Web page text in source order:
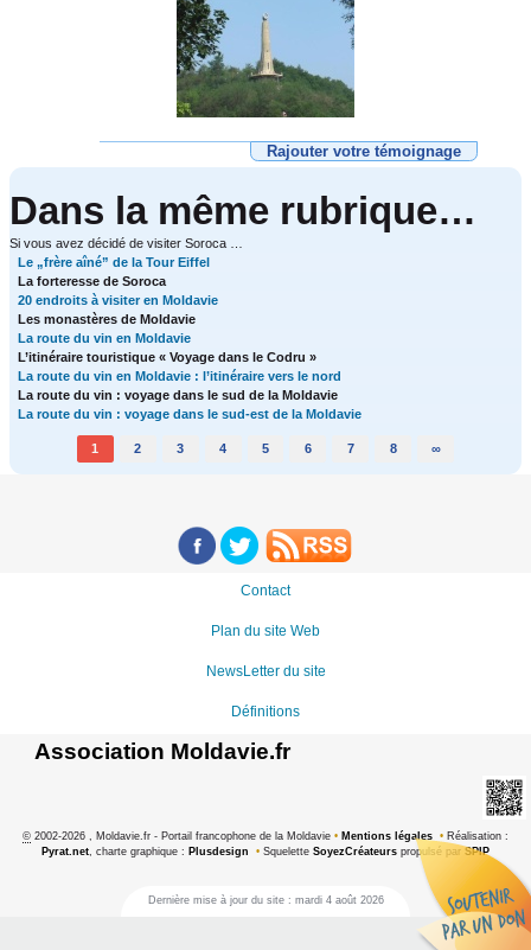
Rajouter votre témoignage
Dans la même rubrique…
Si vous avez décidé de visiter Soroca …
Le „frère aîné” de la Tour Eiffel
La forteresse de Soroca
20 endroits à visiter en Moldavie
Les monastères de Moldavie
La route du vin en Moldavie
L’itinéraire touristique « Voyage dans le Codru »
La route du vin en Moldavie : l’itinéraire vers le nord
La route du vin : voyage dans le sud de la Moldavie
La route du vin : voyage dans le sud-est de la Moldavie
1 2 3 4 5 6 7 8 ∞
Contact
Plan du site Web
NewsLetter du site
Définitions
Association Moldavie.fr
© 2002-2026 , Moldavie.fr - Portail francophone de la Moldavie • Mentions légales • Réalisation :
Pyrat.net, charte graphique : Plusdesign • Squelette SoyezCréateurs propulsé par SPIP
Dernière mise à jour du site : mardi 4 août 2026